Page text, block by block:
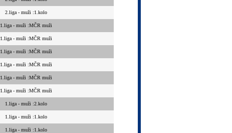
2.liga - muži :1.kolo
1.liga - muži :MČR muži
1.liga - muži :MČR muži
1.liga - muži :MČR muži
1.liga - muži :MČR muži
1.liga - muži :MČR muži
1.liga - muži :MČR muži
1.liga - muži :2.kolo
1.liga - muži :1.kolo
1.liga - muži :1.kolo